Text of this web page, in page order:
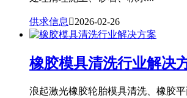
供求信息2026-02-26
橡胶模具清洗行业解决
浪起激光橡胶轮胎模具清洗、橡胶